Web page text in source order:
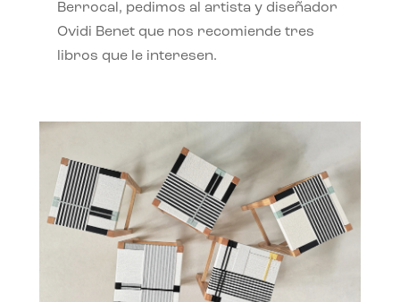
Berrocal, pedimos al artista y diseñador
Ovidi Benet que nos recomiende tres
libros que le interesen.